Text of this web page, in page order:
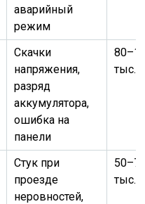
аварийный
режим
Скачки
напряжения,
разряд
аккумулятора,
ошибка на
панели
тыс.
Стук при
проезде
неровностей,
тыс.